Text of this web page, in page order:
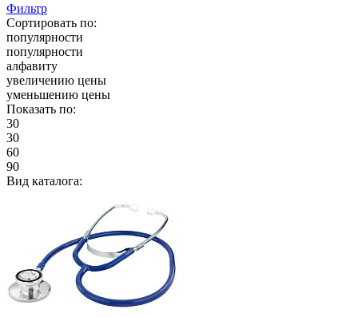
Фильтр
Сортировать по:
популярности
популярности
алфавиту
увеличению цены
уменьшению цены
Показать по:
30
30
60
90
Вид каталога: